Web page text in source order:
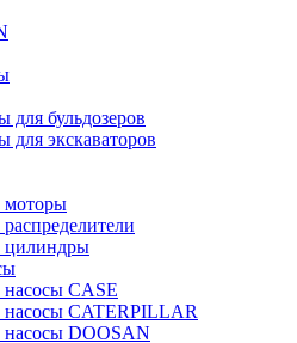
для бульдозеров
для экскаваторов
моторы
цилиндры
насосы CASE
насосы CATERPILLAR
насосы DOOSAN